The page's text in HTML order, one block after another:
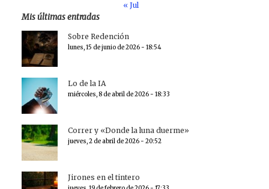
« Jul
Mis últimas entradas
Sobre Redención
lunes, 15 de junio de 2026 - 18:54
Lo de la IA
miércoles, 8 de abril de 2026 - 18:33
Correr y «Donde la luna duerme»
jueves, 2 de abril de 2026 - 20:52
Jirones en el tintero